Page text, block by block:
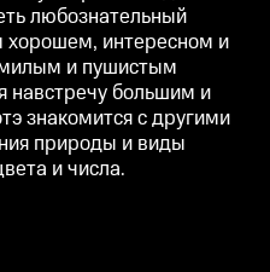
природы и виды транспорта,
любознательный
интересном и
и пушистым
навстречу большим и
знакомится с другими
природы и виды
и числа.